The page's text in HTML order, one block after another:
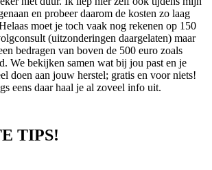
en probeer daarom de kosten zo laag
moet je toch vaak nog rekenen op 150
(uitzonderingen daargelaten) maar
bedragen van boven de 500 euro zoals
We bekijken samen wat bij jou past en je
doen aan jouw herstel; gratis en voor niets!
eens daar haal je al zoveel info uit.
TIPS!